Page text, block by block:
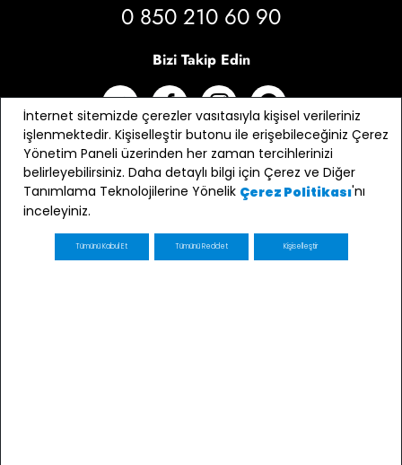
0 850 210 60 90
Bizi Takip Edin
İnternet sitemizde çerezler vasıtasıyla kişisel verileriniz
işlenmektedir. Kişiselleştir butonu ile erişebileceğiniz Çerez
Yönetim Paneli üzerinden her zaman tercihlerinizi
belirleyebilirsiniz. Daha detaylı bilgi için Çerez ve Diğer
Tanımlama Teknolojilerine Yönelik Çerez Politikası'nı
inceleyiniz.
Tümünü Kabul Et Tümünü Reddet Kişiselleştir